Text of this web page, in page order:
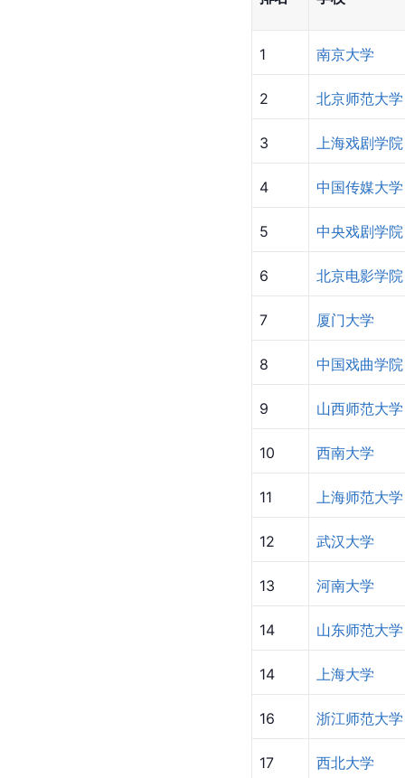
1 南京大学
2 北京师范大学
3 上海戏剧学院
4 中国传媒大学
5 中央戏剧学院
6 北京电影学院
7 厦门大学
8 中国戏曲学院
9 山西师范大学
10 西南大学
11 上海师范大学
12 武汉大学
13 河南大学
14 山东师范大学
14 上海大学
16 浙江师范大学
17 西北大学